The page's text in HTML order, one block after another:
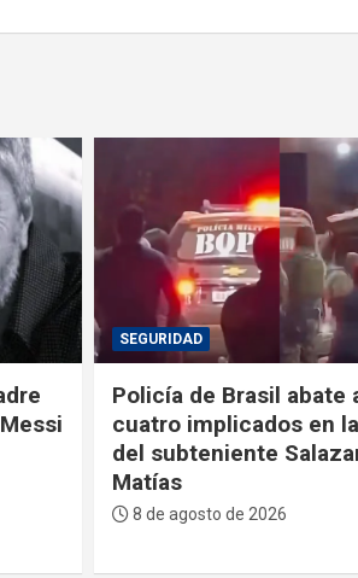
a
POLÍTICA
La Primera Dama
Sucre reconocimiento
descendiente de José
Serrano
7 de agosto de 2026